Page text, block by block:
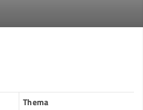
Thema